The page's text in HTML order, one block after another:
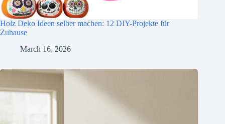
Holz Deko Ideen selber machen: 12 DIY-Projekte für
Zuhause
March 16, 2026